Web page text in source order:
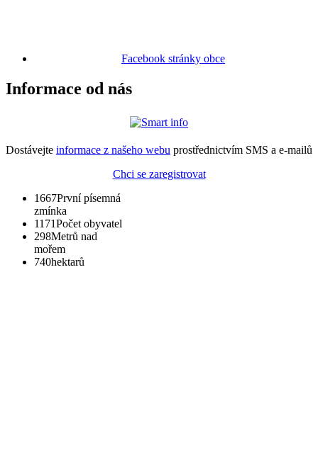
Facebook stránky obce
Informace od nás
Dostávejte informace z našeho webu prostřednictvím SMS a e-mailů
Chci se zaregistrovat
1667První písemná
zmínka
1171Počet obyvatel
298Metrů nad
mořem
740hektarů